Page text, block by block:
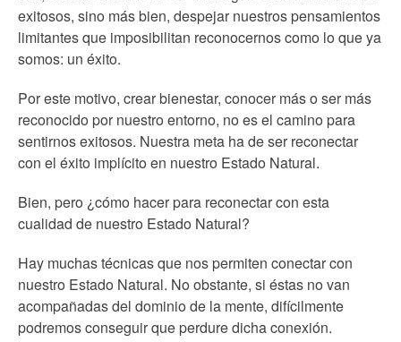
exitosos, sino más bien, despejar nuestros pensamientos
limitantes que imposibilitan reconocernos como lo que ya
somos: un éxito.
Por este motivo, crear bienestar, conocer más o ser más
reconocido por nuestro entorno, no es el camino para
sentirnos exitosos. Nuestra meta ha de ser reconectar
con el éxito implícito en nuestro Estado Natural.
Bien, pero ¿cómo hacer para reconectar con esta
cualidad de nuestro Estado Natural?
Hay muchas técnicas que nos permiten conectar con
nuestro Estado Natural. No obstante, si éstas no van
acompañadas del dominio de la mente, difícilmente
podremos conseguir que perdure dicha conexión.